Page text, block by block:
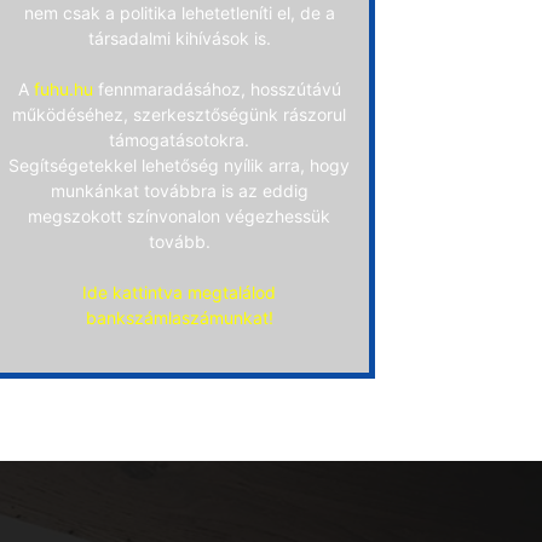
nem csak a politika lehetetleníti el, de a
társadalmi kihívások is.
A fuhu.hu fennmaradásához, hosszútávú
működéséhez, szerkesztőségünk rászorul
támogatásotokra.
Segítségetekkel lehetőség nyílik arra, hogy
munkánkat továbbra is az eddig
megszokott színvonalon végezhessük
tovább.
Ide kattintva megtalálod
bankszámlaszámunkat!